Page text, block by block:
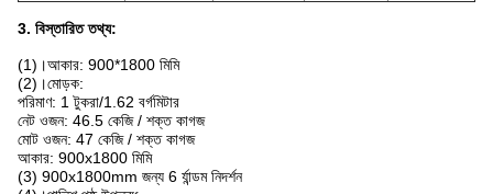
3. বিস্তারিত তথ্য:
(1)।আকার: 900*1800 মিমি
(2)।মোড়ক:
পরিমাণ: 1 টুকরা/1.62 বর্গমিটার
নেট ওজন: 46.5 কেজি / শক্ত কাগজ
মোট ওজন: 47 কেজি / শক্ত কাগজ
আকার: 900x1800 মিমি
(3) 900x1800mm জন্য 6 র্যান্ডম নিদর্শন